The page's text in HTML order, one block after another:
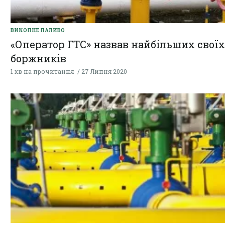
ВИКОПНЕ ПАЛИВО
«Оператор ГТС» назвав найбільших своїх
боржників
1 хв на прочитання 27 Липня 2020